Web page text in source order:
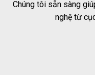
Chúng tôi sẵn sàng
nghệ từ